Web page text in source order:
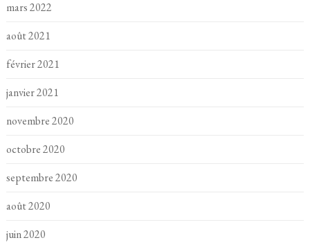
mars 2022
août 2021
février 2021
janvier 2021
novembre 2020
octobre 2020
septembre 2020
août 2020
juin 2020